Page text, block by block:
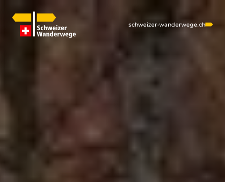
schweizer-wanderwege.ch